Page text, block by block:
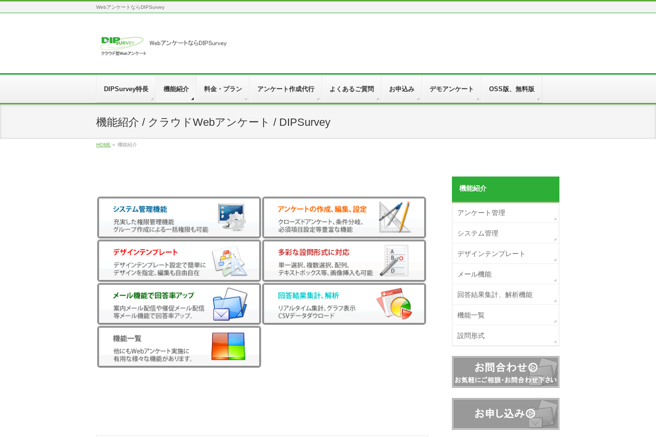
WebアンケートならDIPSurvey
DIPSurvey特長 機能紹介 料金・プラン アンケート作成代行 よくあるご質問 お申込み デモアンケート OSS版、無料版
機能紹介 / クラウドWebアンケート / DIPSurvey
HOME » 機能紹介
機能紹介
アンケート管理
システム管理
デザインテンプレート
メール機能
回答結果集計、解析機能
機能一覧
設問形式